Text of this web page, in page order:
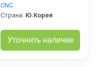
CNC
Страна: Ю.Корея
Уточнить наличие